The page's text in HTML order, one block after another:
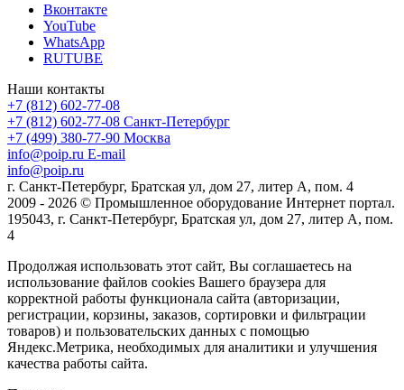
Вконтакте
YouTube
WhatsApp
RUTUBE
Наши контакты
+7 (812) 602-77-08
+7 (812) 602-77-08 Санкт-Петербург
+7 (499) 380-77-90 Москва
info@poip.ru E-mail
info@poip.ru
г. Санкт-Петербург, Братская ул, дом 27, литер А, пом. 4
2009 - 2026 © Промышленное оборудование Интернет портал.
195043, г. Санкт-Петербург, Братская ул, дом 27, литер А, пом.
4
Продолжая использовать этот сайт, Вы соглашаетесь на
использование файлов cookies Вашего браузера для
корректной работы функционала сайта (авторизации,
регистрации, корзины, заказов, сортировки и фильтрации
товаров) и пользовательских данных с помощью
Яндекс.Метрика, необходимых для аналитики и улучшения
качества работы сайта.